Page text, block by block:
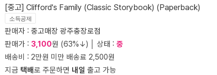
[중고] Clifford's Family (Classic Storybook) (Paperback)
소득공제
판매자 : 중고매장 광주충장로점
판매가 : 3,100원 (63%↓) │ 상태 : 중
배송비 : 2만원 미만 배송료 2,500원
지금 택배로 주문하면 내일 출고 가능